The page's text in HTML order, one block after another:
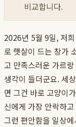
비교합니다.
2026년 5월 9일, 저
로 햇살이 드는 창가
고 만족스러운 가르
생각이 들더군요. 세
면 그건 바로 고양이
신에게 가장 안락하
그런 편안함을 일상